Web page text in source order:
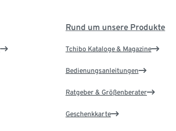
Rund um unsere Produkte
Tchibo Kataloge & Magazine
Bedienungsanleitungen
Ratgeber & Größenberater
Geschenkkarte